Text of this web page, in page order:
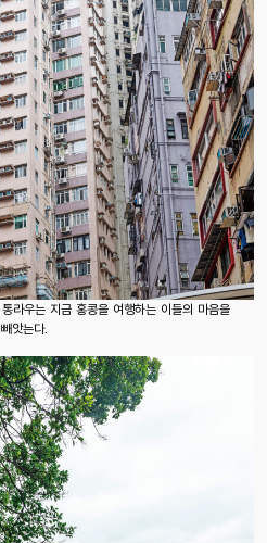
라우는 지금 홍콩을 여행하는 이들의 마음을
빼앗는다.